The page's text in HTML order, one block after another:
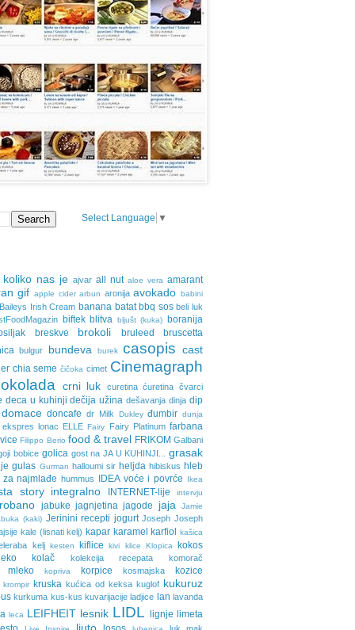
Select Language ▼
koliko nas je ajvar all nut aloe vera amarant
gif apple cider arbun aronija avokado babini
Baileys Irish Cream banana batat bbq sos beli luk
biftek blitva bljušt (kuka)
boranija
breskve brokoli bruleed
bruscetta
bulgur bundeva burek casopis cast
chia seme čičoka cimet Cinemagraph
crni luk curetina ćuretina čvarci
deca u kuhinji dečija užina dešavanja dinja dip
domace doncafe dr Milk Dukley đumbir dunja
ekspres lonac ELLE Fairy Fairy Platinum farbana
Filippo Berio food & travel FRIKOM Galbani
bobice golica gost na JA U KUHINJI... grasak
gulas Gurman halloumi sir heljda hibiskus hleb
za najmlađe hummus IDEA voće i povrće Ikea
story integralno INTERNET-lije intervju
jabuke jagnjetina jagode jaja
Jamie
(kaki) Jerinini recepti jogurt Joseph Joseph
kale (lisnati kelj) kapar karamel karfiol kašica
kelj kesten kiflice kivi klice Klopica
kokos
kolač kolekcija recepata komorač
mleko kopriva korpice kosmajska kozice
krompir kruska kućica od keksa kuglof kukuruz
kurkuma kus-kus kuvarijacije ladjice lan lavanda
leca LEIFHEIT lesnik LIDL lignje limeta